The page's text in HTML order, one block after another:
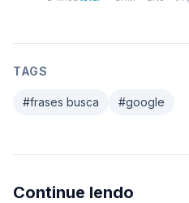
TAGS
#frases busca #google
Continue lendo